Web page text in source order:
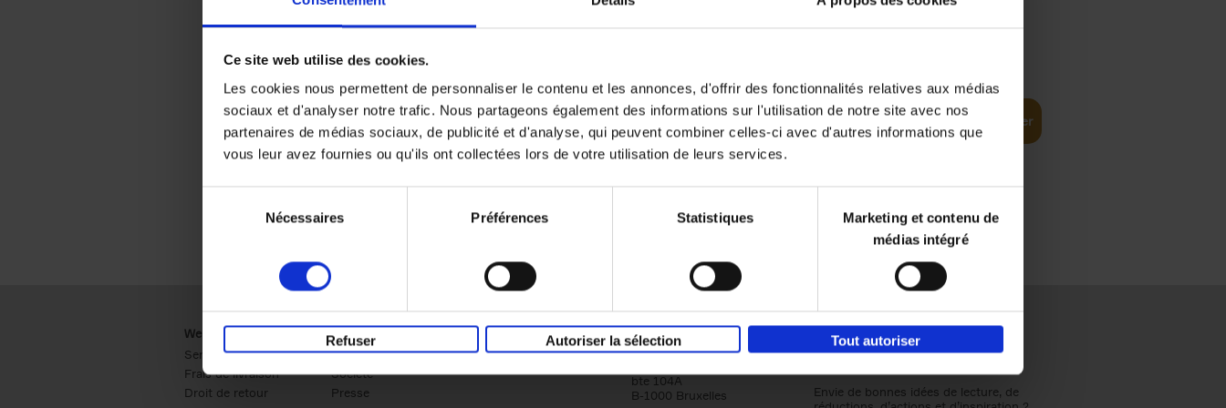
Ce site web utilise des cookies.
Les cookies nous permettent de personnaliser le contenu et les annonces, d'offrir des fonctionnalités relatives aux médias
sociaux et d'analyser notre trafic. Nous partageons également des informations sur l'utilisation de notre site avec nos
partenaires de médias sociaux, de publicité et d'analyse, qui peuvent combiner celles-ci avec d'autres informations que
vous leur avez fournies ou qu'ils ont collectées lors de votre utilisation de leurs services.
Nécessaires Préférences Statistiques
Marketing et contenu de
médias intégré
Refuser Autoriser la sélection Tout autoriser
Planning to Promoting
Clo Willaerts
Couverture souple
352 Ajouter au panier
Webshop
Service clients
Frais de livraison
Droit de retour
Business
Ventes
Société
Presse
Société
Qui sommes-nous?
Éditions Racine
Tour & Taxis
bte 104A
B-1000 Bruxelles
Envie de bonnes idées de lecture, de